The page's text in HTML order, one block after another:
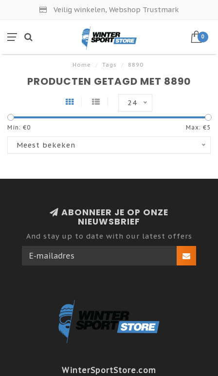
Veilig winkelen, Webshop Trustmark
0
Home / Tags / 8890
PRODUCTEN GETAGD MET 8890
24
Min: €0 Max: €5
Meest bekeken
ABONNEER JE OP ONZE
NIEUWSBRIEF
And stay up to date with our latest offers
WinterSportStore.com